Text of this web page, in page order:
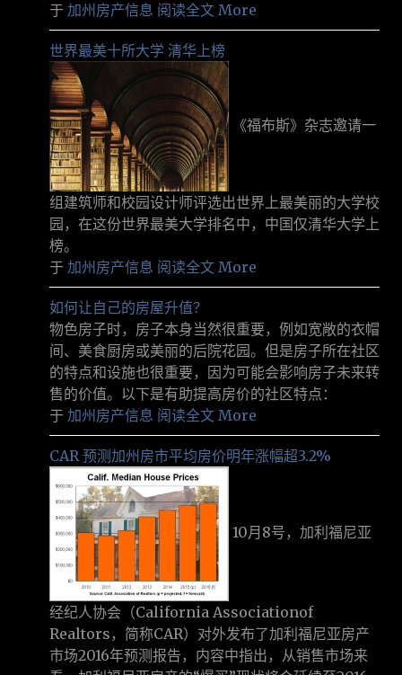
于 加州房产信息 阅读全文 More
世界最美十所大学 清华上榜
《福布斯》杂志邀请一
组建筑师和校园设计师评选出世界上最美丽的大学校
园，在这份世界最美大学排名中，中国仅清华大学上
榜。
于 加州房产信息 阅读全文 More
如何让自己的房屋升值？
物色房子时，房子本身当然很重要，例如宽敞的衣帽
间、美食厨房或美丽的后院花园。但是房子所在社区
的特点和设施也很重要，因为可能会影响房子未来转
售的价值。以下是有助提高房价的社区特点：
于 加州房产信息 阅读全文 More
CAR 预测加州房市平均房价明年涨幅超3.2%
10月8号，加利福尼亚
经纪人协会（California Associationof
Realtors，简称CAR）对外发布了加利福尼亚房产
市场2016年预测报告，内容中指出，从销售市场来